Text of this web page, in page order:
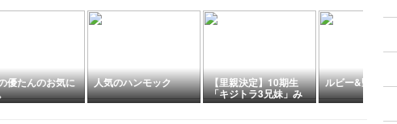
優たんのお気に 人気のハンモック 【里親決定】10期生
「キジトラ3兄妹」み
んなのずっとのおうち
ルビー&野鳥1117